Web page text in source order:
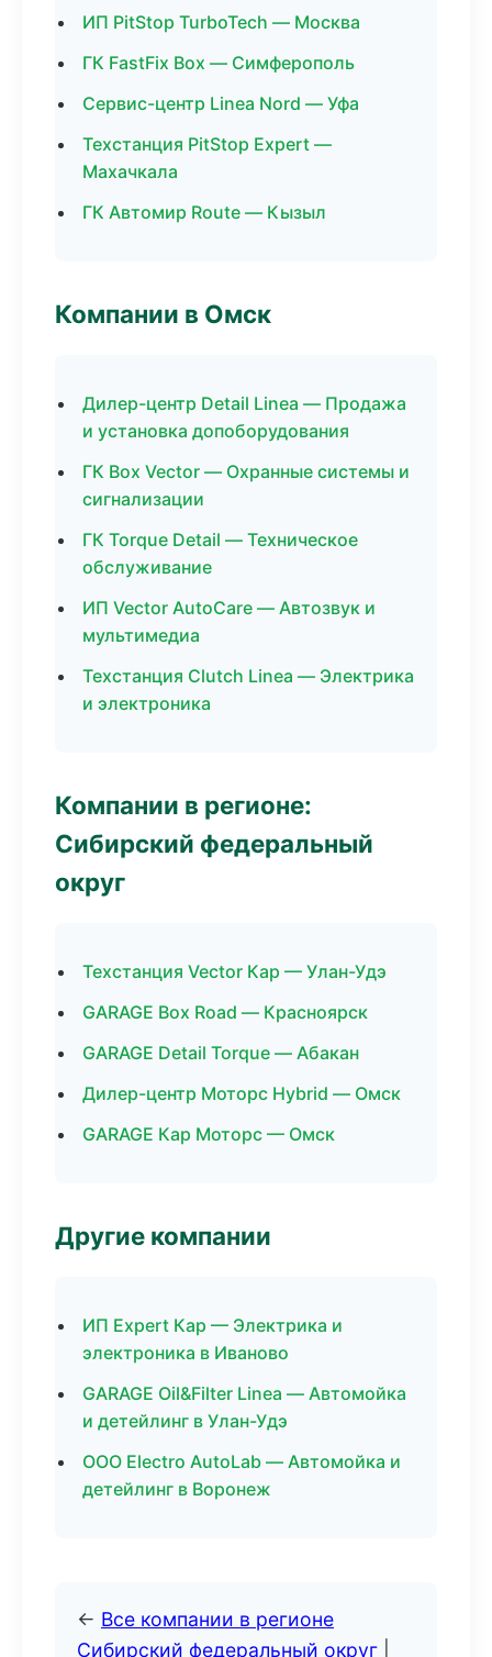
ИП PitStop TurboTech — Москва
ГК FastFix Box — Симферополь
Сервис-центр Linea Nord — Уфа
Техстанция PitStop Expert —
Махачкала
ГК Автомир Route — Кызыл
Компании в Омск
Дилер-центр Detail Linea — Продажа
и установка допоборудования
ГК Box Vector — Охранные системы и
сигнализации
ГК Torque Detail — Техническое
обслуживание
ИП Vector AutoCare — Автозвук и
мультимедиа
Техстанция Clutch Linea — Электрика
и электроника
Компании в регионе:
Сибирский федеральный
округ
Техстанция Vector Кар — Улан-Удэ
GARAGE Box Road — Красноярск
GARAGE Detail Torque — Абакан
Дилер-центр Моторс Hybrid — Омск
GARAGE Кар Моторс — Омск
Другие компании
ИП Expert Кар — Электрика и
электроника в Иваново
GARAGE Oil&Filter Linea — Автомойка
и детейлинг в Улан-Удэ
ООО Electro AutoLab — Автомойка и
детейлинг в Воронеж
← Все компании в регионе
Сибирский федеральный округ